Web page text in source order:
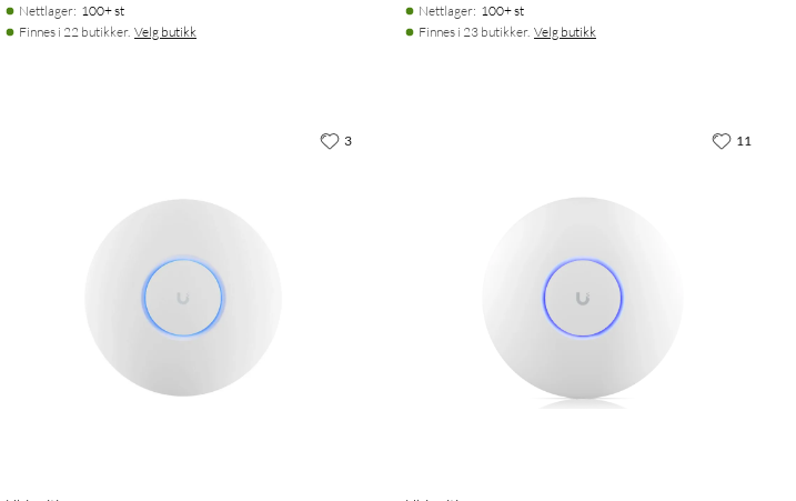
Nettlager: 100+ st
Finnes i 22 butikker. Velg butikk
Nettlager: 100+ st
Finnes i 23 butikker. Velg butikk
3 11